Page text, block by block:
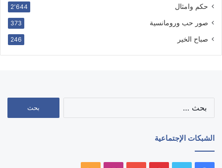
حكم وامثال 2٬644
صور حب ورومانسية 373
صباح الخير 246
الشبكات الإجتماعية